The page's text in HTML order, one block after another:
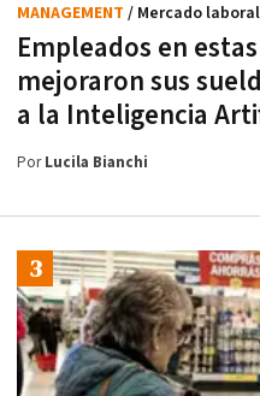
Empleados en
mejoraron sus
a la Inteligencia
MANAGEMENT / Mercado laboral
PorLucila Bianchi